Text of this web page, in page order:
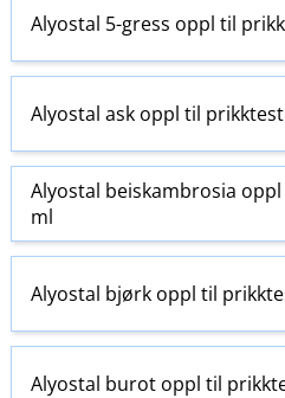
Alyostal 5-gress oppl til
Alyostal ask oppl til
Alyostal beiskambrosia
ml
Alyostal bjørk oppl til
Alyostal burot oppl til